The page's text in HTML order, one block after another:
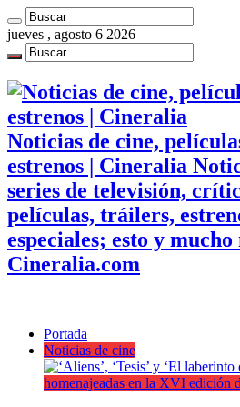
jueves , agosto 6 2026
Noticias de cine,
estrenos | Cineralia
series de televisión,
películas, tráilers,
especiales; esto y mucho
Cineralia.com
Portada
Noticias de cine